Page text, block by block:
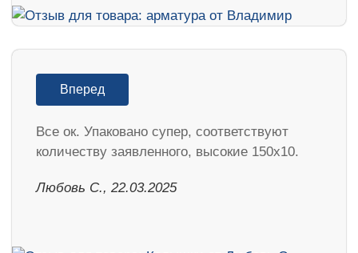
Вперед
Все ок. Упаковано супер, соответствуют
количеству заявленного, высокие 150х10.
Любовь С., 22.03.2025